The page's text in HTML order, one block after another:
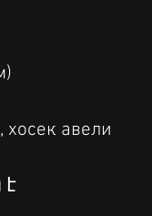
авели
է